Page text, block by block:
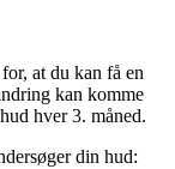
at du kan få en
kan komme
hver 3. måned.
din hud: